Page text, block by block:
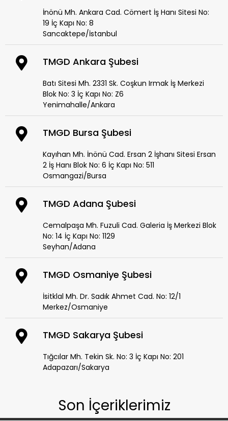
İnönü Mh. Ankara Cad. Cömert İş Hanı Sitesi No:
19 İç Kapı No: 8
Sancaktepe/İstanbul
TMGD Ankara Şubesi
Batı Sitesi Mh. 2331 Sk. Coşkun Irmak İş Merkezi
Blok No: 3 İç Kapı No: Z6
Yenimahalle/Ankara
TMGD Bursa Şubesi
Kayıhan Mh. İnönü Cad. Ersan 2 İşhanı Sitesi Ersan
2 İş Hanı Blok No: 6 İç Kapı No: 511
Osmangazi/Bursa
TMGD Adana Şubesi
Cemalpaşa Mh. Fuzuli Cad. Galeria İş Merkezi Blok
No: 14 İç Kapı No: 1129
Seyhan/Adana
TMGD Osmaniye Şubesi
İsitklal Mh. Dr. Sadık Ahmet Cad. No: 12/1
Merkez/Osmaniye
TMGD Sakarya Şubesi
Tığcılar Mh. Tekin Sk. No: 3 İç Kapı No: 201
Adapazarı/Sakarya
Son İçeriklerimiz